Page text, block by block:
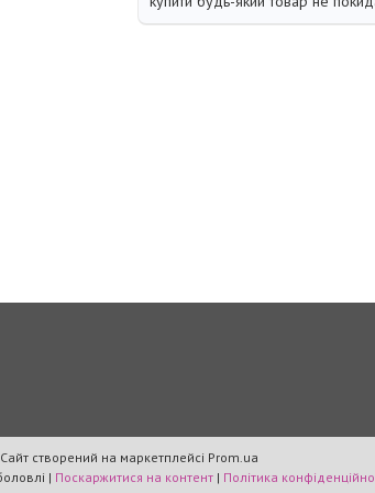
Сайт створений на маркетплейсі Prom.ua
rybalkashop - світ риболовлі | Поскаржитися на контент | Політика